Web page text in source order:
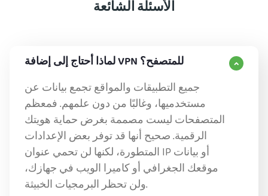
الأسئلة الشائعة
لماذا أحتاج إلى إضافة VPN للمتصفح؟
جميع التطبيقات والمواقع تجمع بيانات عن
مستخدميها، وغالبًا من دون علمهم. فمعظم
المتصفحات ليست مصممة بغرض حماية هويتك
الرقمية. صحيح أنها قد توفر بعض الإعدادات
المتطورة، لكنها لن تحمي عنوان IP أو بيانات
موقعك الجغرافي أو كاميرا الويب في جهازك،
ولن تحظر البرمجيات الخبيثة.